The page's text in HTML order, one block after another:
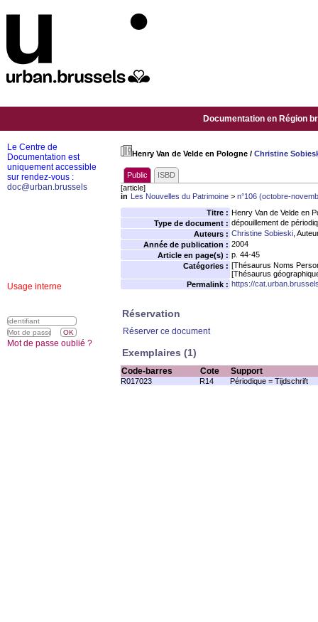
Documentation en Région
Henry Van de Velde en Pologne / Christine
Public
ISBD
[article]
in Les Nouvelles du Patrimoine > n°106 (octobre-
Titre : Henry Van de Velde en
Type de document : dépouillement de
Auteurs : Christine Sobieski ,
Année de publication : 2004
Article en page(s) : p. 44-45
Catégories : [Thésaurus Noms
[Thésaurus
Permalink : https://
Réservation
Réserver ce document
Exemplaires (1)
Code-barres Cote Support
R017023 R14 Périodique = Tijdschrift
Le Centre de
Documentation est
uniquement accessible
sur rendez-vous :
doc@urban.brussels
Usage interne
Mot de passe oublié ?